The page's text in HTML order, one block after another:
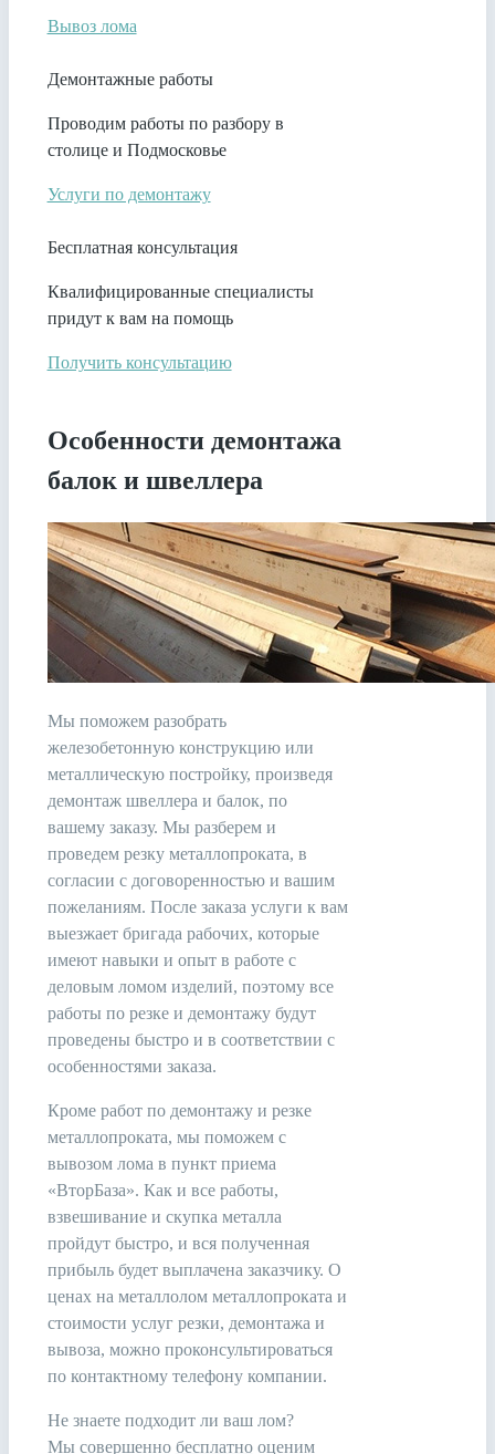
Вывоз лома
Демонтажные работы
Проводим работы по разбору в
столице и Подмосковье
Услуги по демонтажу
Бесплатная консультация
Квалифицированные специалисты
придут к вам на помощь
Получить консультацию
Особенности демонтажа
балок и швеллера
Мы поможем разобрать
железобетонную конструкцию или
металлическую постройку, произведя
демонтаж швеллера и балок, по
вашему заказу. Мы разберем и
проведем резку металлопроката, в
согласии с договоренностью и вашим
пожеланиям. После заказа услуги к вам
выезжает бригада рабочих, которые
имеют навыки и опыт в работе с
деловым ломом изделий, поэтому все
работы по резке и демонтажу будут
проведены быстро и в соответствии с
особенностями заказа.
Кроме работ по демонтажу и резке
металлопроката, мы поможем с
вывозом лома в пункт приема
«ВторБаза». Как и все работы,
взвешивание и скупка металла
пройдут быстро, и вся полученная
прибыль будет выплачена заказчику. О
ценах на металлолом металлопроката и
стоимости услуг резки, демонтажа и
вывоза, можно проконсультироваться
по контактному телефону компании.
Не знаете подходит ли ваш лом?
Мы совершенно бесплатнооценим